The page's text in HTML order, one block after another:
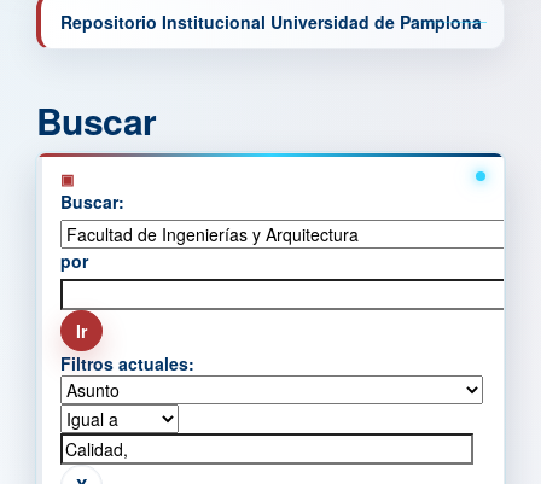
Repositorio Institucional Universidad de Pamplona
Buscar
Buscar:
por
Filtros actuales: